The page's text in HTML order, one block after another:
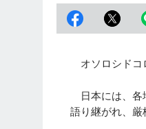
オソロシドコ
日本には、各
語り継がれ、厳